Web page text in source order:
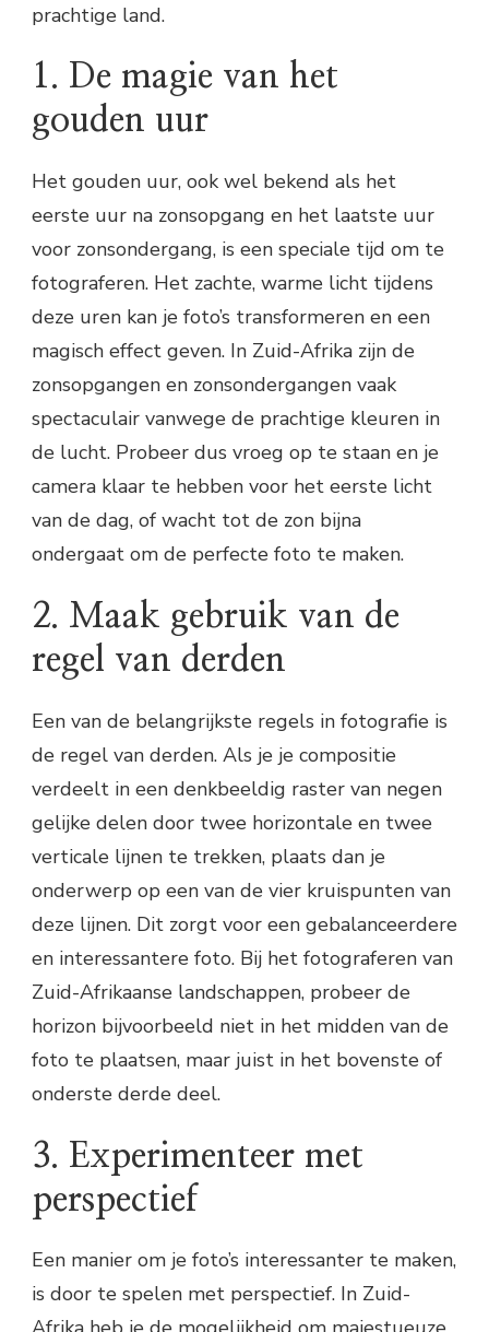
prachtige land.
1. De magie van het
gouden uur
Het gouden uur, ook wel bekend als het
eerste uur na zonsopgang en het laatste uur
voor zonsondergang, is een speciale tijd om te
fotograferen. Het zachte, warme licht tijdens
deze uren kan je foto’s transformeren en een
magisch effect geven. In Zuid-Afrika zijn de
zonsopgangen en zonsondergangen vaak
spectaculair vanwege de prachtige kleuren in
de lucht. Probeer dus vroeg op te staan en je
camera klaar te hebben voor het eerste licht
van de dag, of wacht tot de zon bijna
ondergaat om de perfecte foto te maken.
2. Maak gebruik van de
regel van derden
Een van de belangrijkste regels in fotografie is
de regel van derden. Als je je compositie
verdeelt in een denkbeeldig raster van negen
gelijke delen door twee horizontale en twee
verticale lijnen te trekken, plaats dan je
onderwerp op een van de vier kruispunten van
deze lijnen. Dit zorgt voor een gebalanceerdere
en interessantere foto. Bij het fotograferen van
Zuid-Afrikaanse landschappen, probeer de
horizon bijvoorbeeld niet in het midden van de
foto te plaatsen, maar juist in het bovenste of
onderste derde deel.
3. Experimenteer met
perspectief
Een manier om je foto’s interessanter te maken,
is door te spelen met perspectief. In Zuid-